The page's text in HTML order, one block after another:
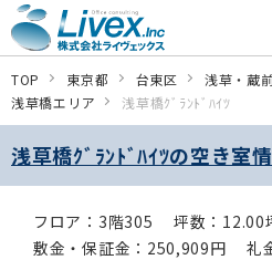
TOP 東京都 台東区
浅草・蔵
浅草橋エリア
浅草橋ｸﾞﾗﾝﾄﾞﾊｲﾂ
浅草橋ｸﾞﾗﾝﾄﾞﾊｲﾂの空き室
フロア：3階305
坪数：12.00
敷金・保証金：250,909円
礼